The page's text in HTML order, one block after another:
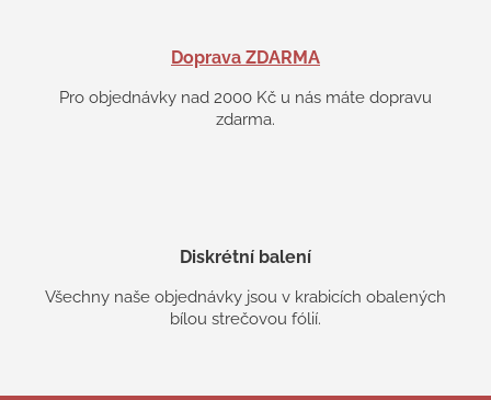
Doprava ZDARMA
Pro objednávky nad 2000 Kč u nás máte dopravu
zdarma.
Diskrétní balení
Všechny naše objednávky jsou v krabicích obalených
bílou strečovou fólií.